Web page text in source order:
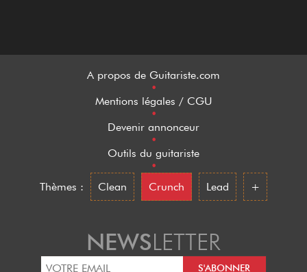
A propos de Guitariste.com
•
Mentions légales / CGU
•
Devenir annonceur
•
Outils du guitariste
•
Thèmes :
Clean Crunch Lead +
NEWSLETTER